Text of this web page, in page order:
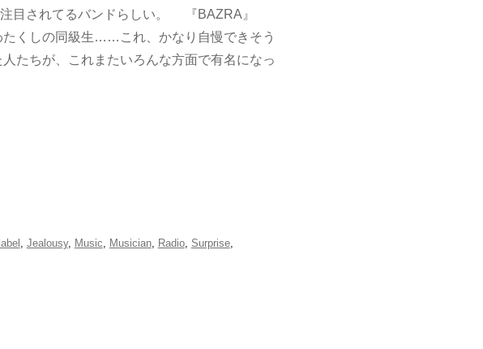
注目されてるバンドらしい。 『BAZRA』
くしの同級生……これ、かなり自慢できそう
ちが、これまたいろんな方面で有名になっ
, Jealousy, Music, Musician, Radio, Surprise,